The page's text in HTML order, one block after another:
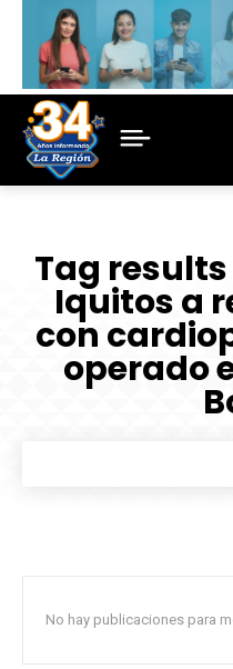
Tag
Iquitos a
con
operado
No hay publicaciones para